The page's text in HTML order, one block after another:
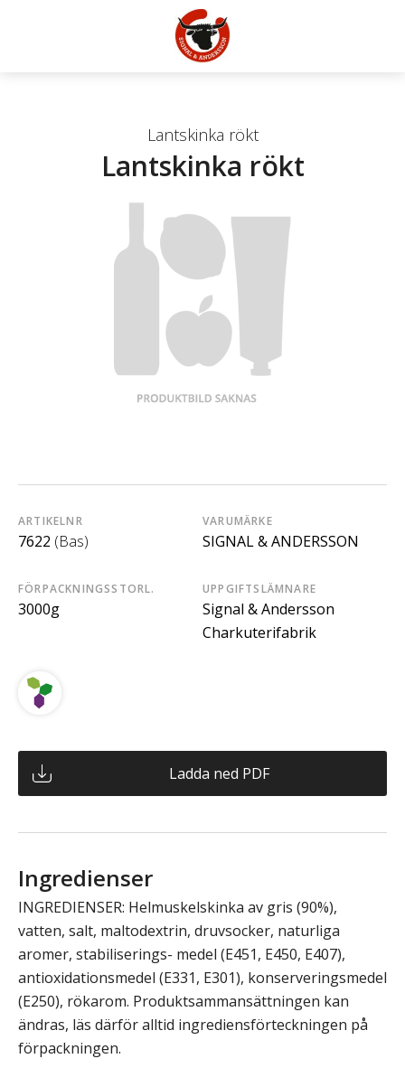
Lantskinka rökt
Lantskinka rökt
ARTIKELNR
7622 (Bas)
VARUMÄRKE
SIGNAL & ANDERSSON
FÖRPACKNINGSSTORL.
3000g
UPPGIFTSLÄMNARE
Signal & Andersson
Charkuterifabrik
Ladda ned PDF
Ingredienser
INGREDIENSER: Helmuskelskinka av gris (90%),
vatten, salt, maltodextrin, druvsocker, naturliga
aromer, stabiliserings- medel (E451, E450, E407),
antioxidationsmedel (E331, E301), konserveringsmedel
(E250), rökarom. Produktsammansättningen kan
ändras, läs därför alltid ingrediensförteckningen på
förpackningen.